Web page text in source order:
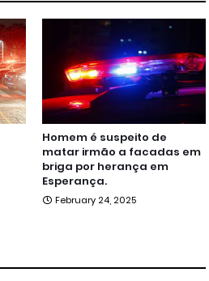
Homem é suspeito de
matar irmão a facadas em
briga por herança em
Esperança.
February 24, 2025